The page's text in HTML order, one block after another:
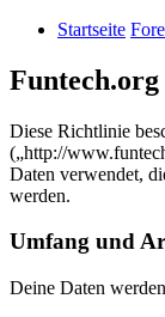
Startseite
Diese Richtlinie
(„http://
Daten verwendet,
werden.
Umfang und
Deine Daten